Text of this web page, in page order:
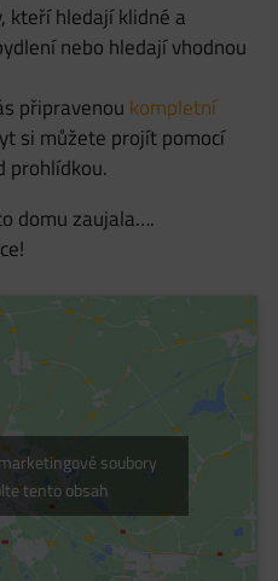
kteří hledají klidné a
nebo hledají vhodnou
připravenou kompletní
si můžete projít pomocí
prohlídkou.
domu zaujala….
soubory
tento obsah